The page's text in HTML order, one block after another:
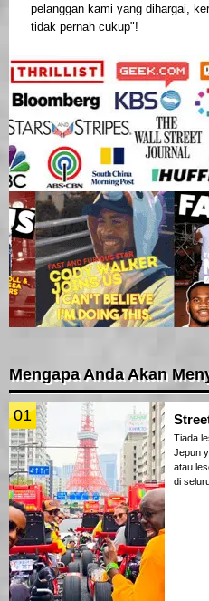
pelanggan kami yang dihargai,
tidak pernah cukup"!
Mengapa Anda Akan
01
Tiada
Jepun
atau
di